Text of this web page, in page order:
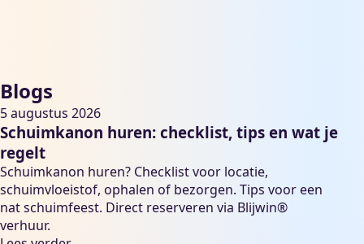
Blogs
5 augustus 2026
Schuimkanon huren: checklist, tips en wat je
regelt
Schuimkanon huren? Checklist voor locatie,
schuimvloeistof, ophalen of bezorgen. Tips voor een
nat schuimfeest. Direct reserveren via Blijwin®
verhuur.